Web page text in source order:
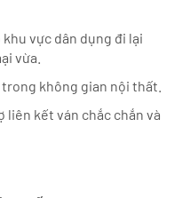
vực dân dụng đi lại
vừa.
không gian nội thất.
liên kết ván chắc chắn và